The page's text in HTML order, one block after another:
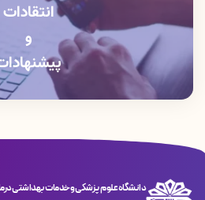
انتقادات
و
دانشگاه علوم پزشکی و خدمات بهداشتی